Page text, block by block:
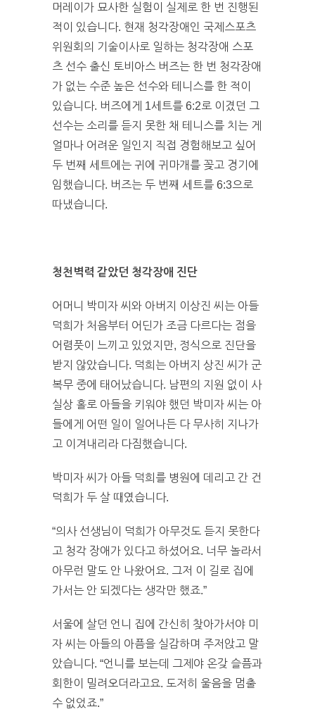
머레이가 묘사한 실험이 실제로 한 번 진행된
적이 있습니다. 현재 청각장애인 국제스포츠
위원회의 기술이사로 일하는 청각장애 스포
츠 선수 출신 토비아스 버즈는 한 번 청각장애
가 없는 수준 높은 선수와 테니스를 한 적이
있습니다. 버즈에게 1세트를 6:2로 이겼던 그
선수는 소리를 듣지 못한 채 테니스를 치는 게
얼마나 어려운 일인지 직접 경험해보고 싶어
두 번째 세트에는 귀에 귀마개를 꽂고 경기에
임했습니다. 버즈는 두 번째 세트를 6:3으로
따냈습니다.
청천벽력 같았던 청각장애 진단
어머니 박미자 씨와 아버지 이상진 씨는 아들
덕희가 처음부터 어딘가 조금 다르다는 점을
어렴풋이 느끼고 있었지만, 정식으로 진단을
받지 않았습니다. 덕희는 아버지 상진 씨가 군
복무 중에 태어났습니다. 남편의 지원 없이 사
실상 홀로 아들을 키워야 했던 박미자 씨는 아
들에게 어떤 일이 일어나든 다 무사히 지나가
고 이겨내리라 다짐했습니다.
박미자 씨가 아들 덕희를 병원에 데리고 간 건
덕희가 두 살 때였습니다.
“의사 선생님이 덕희가 아무것도 듣지 못한다
고 청각 장애가 있다고 하셨어요. 너무 놀라서
아무런 말도 안 나왔어요. 그저 이 길로 집에
가서는 안 되겠다는 생각만 했죠.”
서울에 살던 언니 집에 간신히 찾아가서야 미
자 씨는 아들의 아픔을 실감하며 주저앉고 말
았습니다. “언니를 보는데 그제야 온갖 슬픔과
회한이 밀려오더라고요. 도저히 울음을 멈출
수 없었죠.”